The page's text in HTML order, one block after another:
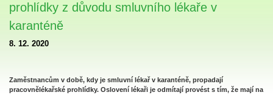
prohlídky z důvodu smluvního lékaře v
karanténě
8. 12. 2020
Zaměstnancům v době, kdy je smluvní lékař v karanténě, propadají
pracovnělékařské prohlídky. Oslovení lékaři je odmítají provést s tím, že mají na